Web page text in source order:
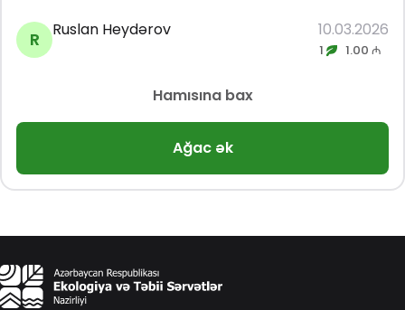
R Ruslan Heydərov 10.03.2026
1 1.00 ₼
Hamısına bax
Ağac ək